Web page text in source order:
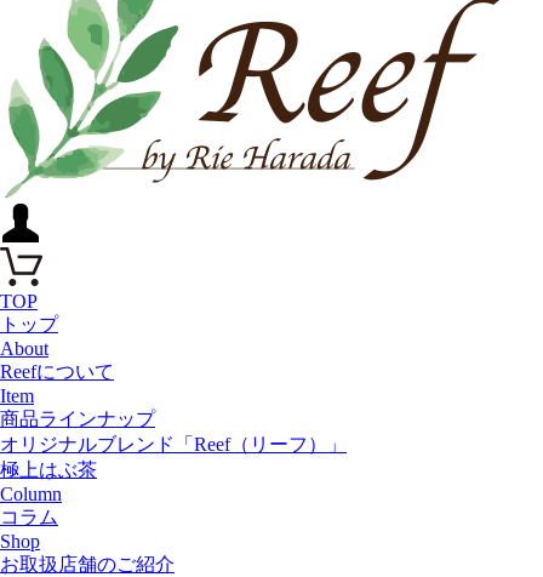
TOP
トップ
About
Reefについて
Item
商品ラインナップ
オリジナルブレンド「Reef（リーフ）」
極上はぶ茶
Column
コラム
Shop
お取扱店舗のご紹介